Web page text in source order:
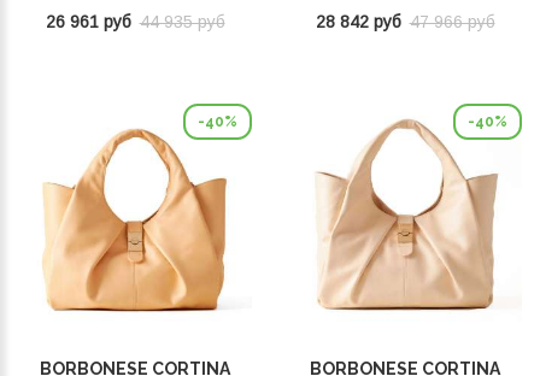
924343648S26
26 961 руб 44 935 руб
TOPAZIO 924667F29Z63
28 842 руб 47 966 руб
-40%
BORBONESE CORTINA
-40%
BORBONESE CORTINA